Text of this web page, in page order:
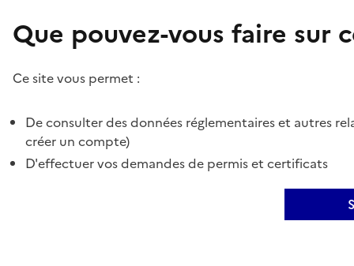
Que pouvez-vous faire sur
Ce site vous permet :
De consulter des données réglementaires et autres
créer un compte)
D'effectuer vos demandes de permis et certificats